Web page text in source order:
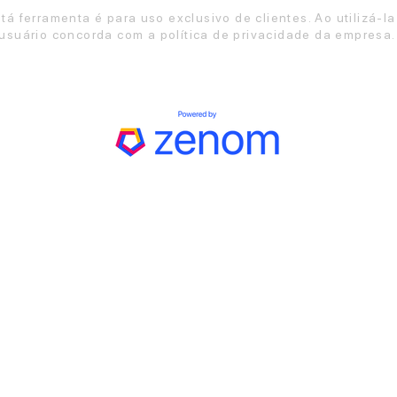
ferramenta é para uso exclusivo de clientes. Ao utilizá-
concorda com a política de privacidade da empresa.